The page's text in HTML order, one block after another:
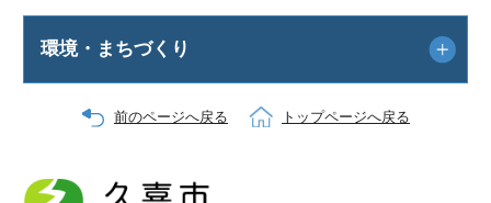
環境・まちづくり
前のページへ戻る トップページへ戻る